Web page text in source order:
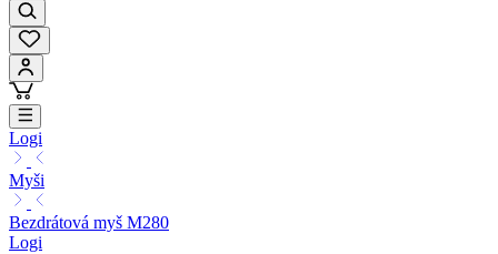
Logi
Myši
Bezdrátová myš M280
Logi